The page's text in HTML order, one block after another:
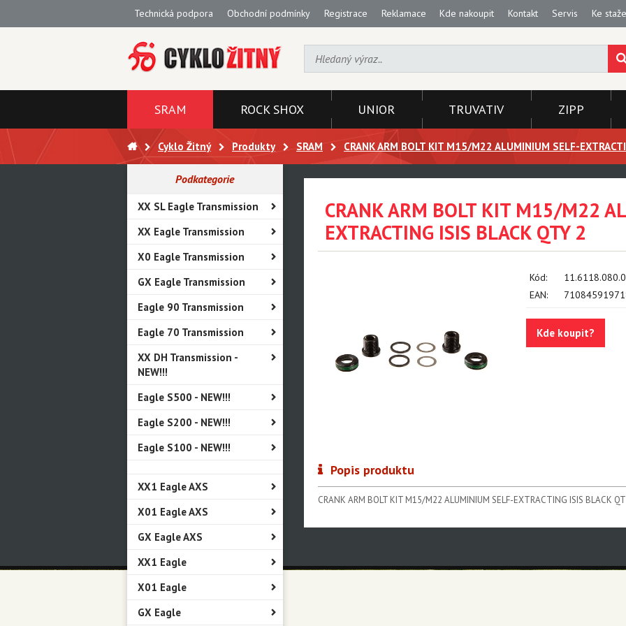
Technická podpora Obchodní podmínky Registrace Reklamace Kde nakoupit Kontakt Servis Ke
SRAM ROCK SHOX UNIOR TRUVATIV ZIPP
Cyklo Žitný Produkty SRAM CRANK ARM BOLT KIT M15/M22 ALUMINIUM SELF-
Podkategorie
XX SL Eagle Transmission
XX Eagle Transmission
X0 Eagle Transmission
GX Eagle Transmission
Eagle 90 Transmission
Eagle 70 Transmission
XX DH Transmission -
NEW!!!
Eagle S500 - NEW!!!
Eagle S200 - NEW!!!
Eagle S100 - NEW!!!
XX1 Eagle AXS
X01 Eagle AXS
GX Eagle AXS
XX1 Eagle
X01 Eagle
GX Eagle
CRANK ARM BOLT KIT M15/M22
EXTRACTING ISIS BLACK QTY 2
Kód:
EAN:
Kde koupit?
Popis produktu
CRANK ARM BOLT KIT M15/M22 ALUMINIUM SELF-EXTRACTING ISIS BLACK